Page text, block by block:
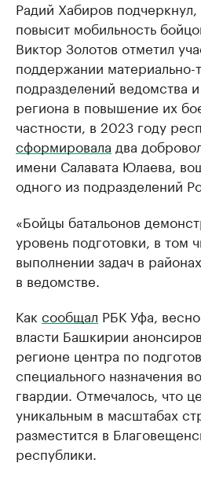
Радий Хабиров подчеркнул,
повысит мобильность
Виктор Золотов отметил
поддержании материально-
подразделений ведомства
региона в повышение их
частности, в 2023 году
сформировала два
имени Салавата Юлаева,
одного из подразделений
«Бойцы батальонов
уровень подготовки, в том
выполнении задач в
в ведомстве.
Как сообщал РБК Уфа,
власти Башкирии
регионе центра по
специального назначения
гвардии. Отмечалось, что
уникальным в масштабах
разместится в
республики.